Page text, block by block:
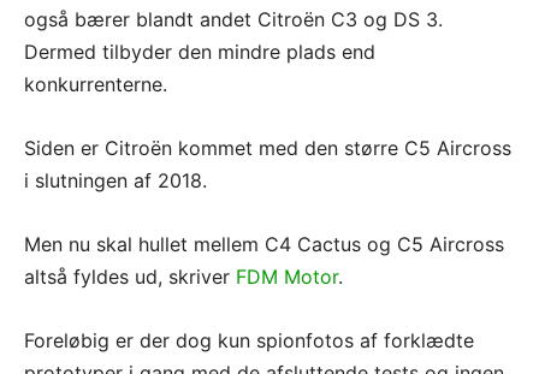
også bærer blandt andet Citroën C3 og DS 3.
Dermed tilbyder den mindre plads end
konkurrenterne.
Siden er Citroën kommet med den større C5 Aircross
i slutningen af 2018.
Men nu skal hullet mellem C4 Cactus og C5 Aircross
altså fyldes ud, skriver FDM Motor.
Foreløbig er der dog kun spionfotos af forklædte